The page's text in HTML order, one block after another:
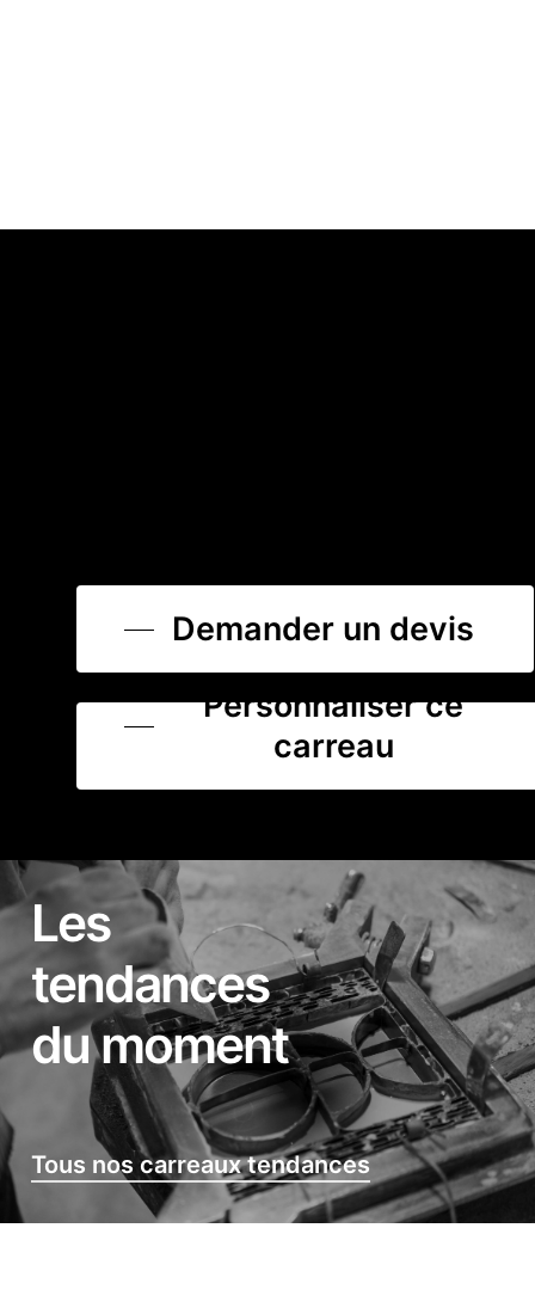
Demander un devis
Personnaliser ce
carreau
Les
tendances
du moment
Tous nos carreaux tendances